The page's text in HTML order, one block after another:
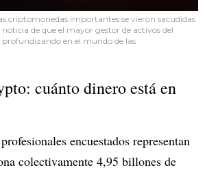
criptomonedas importantes se vieron sacudidas
de que el mayor gestor de activos del
en el mundo de las
cuánto dinero está en
encuestados representan
colectivamente 4,95 billones de